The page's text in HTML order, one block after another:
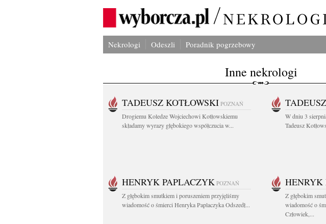
Nekrologi Odeszli Poradnik pogrzebowy
Inne nekrologi
TADEUSZ KOTŁOWSKI POZNAŃ
Drogiemu Koledze Wojciechowi Kotłowskiemu
składamy wyrazy głębokiego współczucia w...
W dniu 3
Tadeusz
HENRYK PAPLACZYK POZNAŃ
Z głębokim smutkiem i poruszeniem przyjęliśmy
wiadomość o śmierci Henryka Paplaczyka Odszedł...
HENRYK
Z głębokim
wiadomość o
Człowiek,...